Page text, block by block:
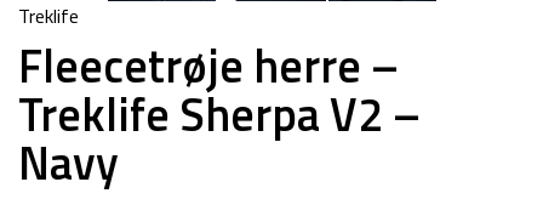
Treklife
Fleecetrøje herre –
Treklife Sherpa V2 –
Navy